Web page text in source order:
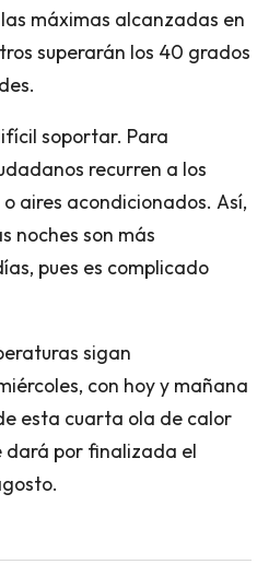
máximas alcanzadas en
superarán los 40 grados
soportar. Para
recurren a los
aires acondicionados. Así,
noches son más
pues es complicado
sigan
con hoy y mañana
esta cuarta ola de calor
dará por finalizada el